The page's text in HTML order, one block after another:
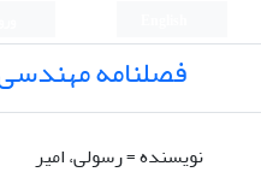
فصلنامه
نویسنده =رسولی، امیر